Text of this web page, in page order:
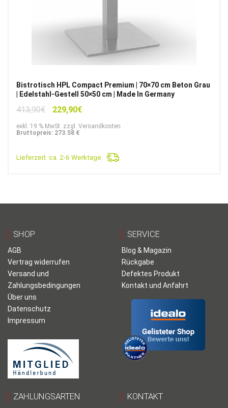
Bistrotisch HPL Compact Premium | 70×70 cm Beton Grau
| Edelstahl-Gestell 50×50 cm | Made In Germany
413,90€
Ursprünglicher
war:
229,90€Aktueller
ist:
exkl. 19 % MwSt. zzgl. Versandkosten
Bruttopreis: 273.58 €
Lieferzeit: ca. 2-6 Werktage
SHOP
AGB
Vertrag widerrufen
Versand und
Zahlungsbedingungen
Über uns
Datenschutz
Impressum
SERVICE
Blog & Magazin
Rückgabe
Defektes Produkt
Kontakt und Anfahrt
ZAHLUNGSARTEN KONTAKT